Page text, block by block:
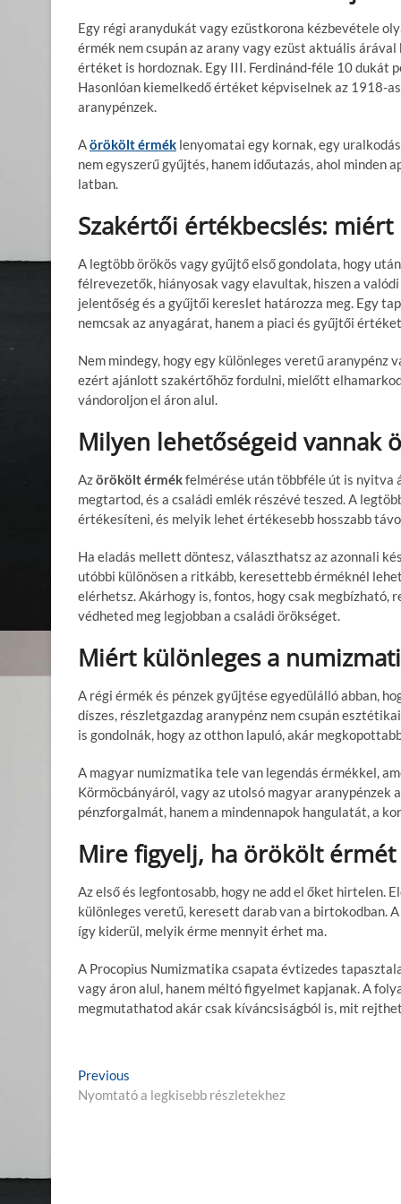
Egy régi aranydukát vagy ezüstkorona kézbevétele
érmék nem csupán az arany vagy ezüst aktuális
értéket is hordoznak. Egy III. Ferdinánd-féle 10 dukát
Hasonlóan kiemelkedő értéket képviselnek az 1918-
aranypénzek.
Aörökölt érmék lenyomatai egy kornak, egy
nem egyszerű gyűjtés, hanem időutazás, ahol minden
latban.
Szakértői értékbecslés:
A legtöbb örökös vagy gyűjtő első gondolata, hogy
félrevezetők, hiányosak vagy elavultak, hiszen a
jelentőség és a gyűjtői kereslet határozza meg. Egy
nemcsak az anyagárat, hanem a piaci és gyűjtői
Nem mindegy, hogy egy különleges veretű aranypénz
ezért ajánlott szakértőhöz fordulni, mielőtt
vándoroljon el áron alul.
Milyen lehetőségeid vannak
Azörökölt érmékfelmérése után többféle út is nyitva
megtartod, és a családi emlék részévé teszed. A
értékesíteni, és melyik lehet értékesebb hosszabb
Ha eladás mellett döntesz, választhatsz az azonnali
utóbbi különösen a ritkább, keresettebb érméknél
elérhetsz. Akárhogy is, fontos, hogy csak
védheted meg legjobban a családi örökséget.
Miért különleges a
A régi érmék és pénzek gyűjtése egyedülálló abban,
díszes, részletgazdag aranypénz nem csupán
is gondolnák, hogy az otthon lapuló, akár
A magyar numizmatika tele van legendás érmékkel,
Körmöcbányáról, vagy az utolsó magyar aranypénzek
pénzforgalmát, hanem a mindennapok hangulatát, a
Mire figyelj, ha örökölt érmét
Az első és legfontosabb, hogy ne add el őket hirtelen.
különleges veretű, keresett darab van a birtokodban.
így kiderül, melyik érme mennyit érhet ma.
A Procopius Numizmatika csapata évtizedes
vagy áron alul, hanem méltó figyelmet kapjanak. A
megmutathatod akár csak kíváncsiságból is, mit
B
e
Previous
r
Nyomtató a legkisebb részletekhez